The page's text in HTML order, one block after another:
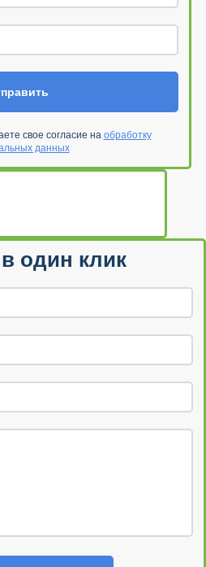
свое согласие на обработку
данных
один клик